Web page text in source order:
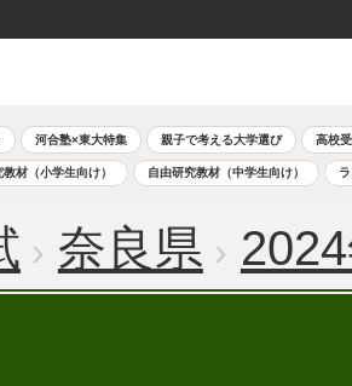
河合塾×東大特集 親子で考える大学選び 高校
材（小学生向け） 自由研究教材（中学生向け）
奈良県